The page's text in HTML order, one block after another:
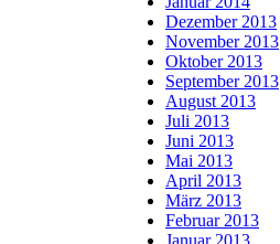
Dezember 2013
November 2013
Oktober 2013
September 2013
August 2013
Juli 2013
Juni 2013
Mai 2013
April 2013
März 2013
Februar 2013
Januar 2013